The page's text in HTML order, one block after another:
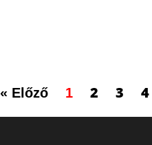
« Előző 1 2 3 4